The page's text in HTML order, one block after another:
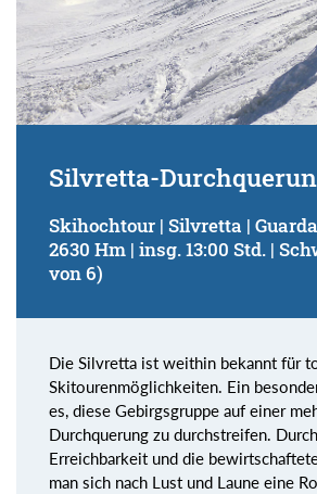
Silvretta-
Skihochtour | Silvretta | Guarda
2630 Hm | insg. 13:00 Std. |
von 6)
Die Silvretta ist weithin bekannt für
Skitourenmöglichkeiten. Ein
es, diese Gebirgsgruppe auf einer
Durchquerung zu durchstreifen.
Erreichbarkeit und die
man sich nach Lust und Laune eine